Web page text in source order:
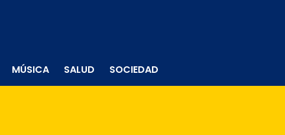
MÚSICA SALUD SOCIEDAD